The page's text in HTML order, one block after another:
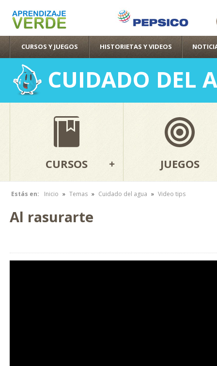
CURSOS Y JUEGOS HISTORIETAS Y VIDEOS
CUIDADO DEL
CURSOS JUEGOS
Estás en:
Se encuentra usted aquí
Inicio » Temas » Cuidado del agua » Video tips
Al rasurarte